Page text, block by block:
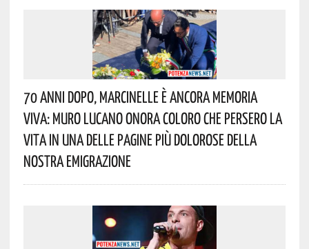
70 Anni Dopo, Marcinelle È Ancora Memoria
Viva: Muro Lucano Onora Coloro Che Persero La
Vita In Una Delle Pagine Più Dolorose Della
Nostra Emigrazione